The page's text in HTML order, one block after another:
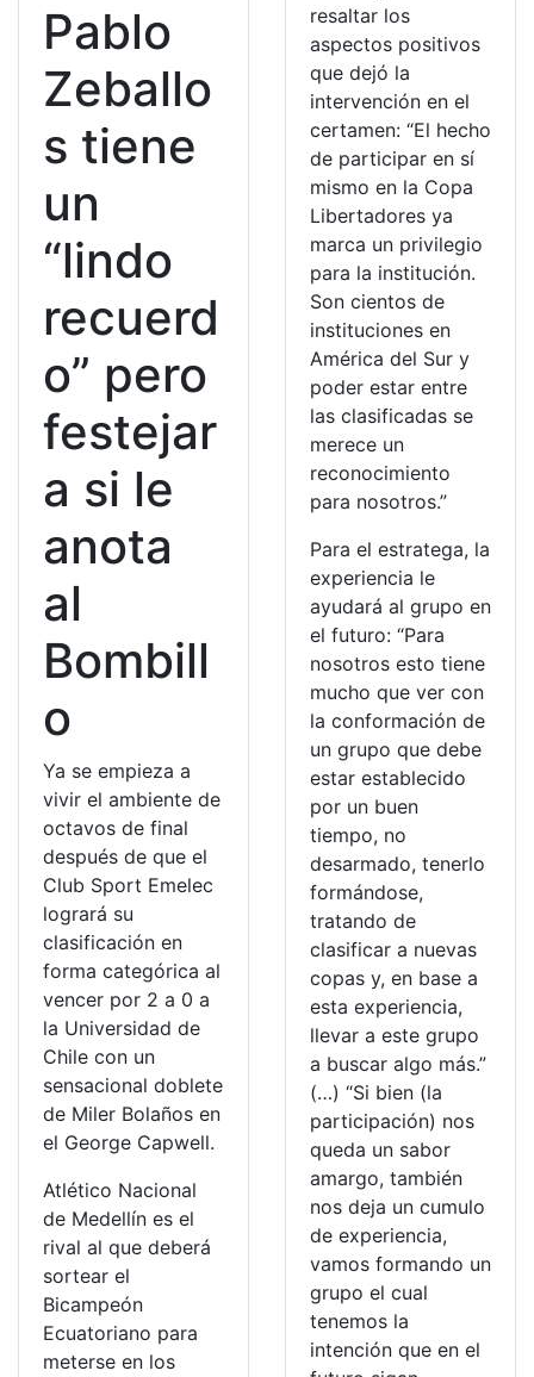
Pablo
Zeballo
s tiene
un
“lindo
recuerd
o” pero
festejar
a si le
anota
al
Bombill
o
Ya se empieza a
vivir el ambiente de
octavos de final
después de que el
Club Sport Emelec
logrará su
clasificación en
forma categórica al
vencer por 2 a 0 a
la Universidad de
Chile con un
sensacional doblete
de Miler Bolaños en
el George Capwell.
Atlético Nacional
de Medellín es el
rival al que deberá
sortear el
Bicampeón
Ecuatoriano para
meterse en los
resaltar los
aspectos positivos
que dejó la
intervención en el
certamen: “El hecho
de participar en sí
mismo en la Copa
Libertadores ya
marca un privilegio
para la institución.
Son cientos de
instituciones en
América del Sur y
poder estar entre
las clasificadas se
merece un
reconocimiento
para nosotros.”
Para el estratega, la
experiencia le
ayudará al grupo en
el futuro: “Para
nosotros esto tiene
mucho que ver con
la conformación de
un grupo que debe
estar establecido
por un buen
tiempo, no
desarmado, tenerlo
formándose,
tratando de
clasificar a nuevas
copas y, en base a
esta experiencia,
llevar a este grupo
a buscar algo más.”
(…) “Si bien (la
participación) nos
queda un sabor
amargo, también
nos deja un cumulo
de experiencia,
vamos formando un
grupo el cual
tenemos la
intención que en el